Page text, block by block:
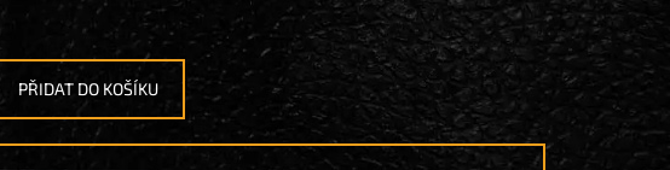
PŘIDAT DO KOŠÍKU